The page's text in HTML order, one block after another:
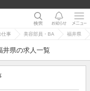
仕事 美容部員・BA 福井県
井県の求人一覧